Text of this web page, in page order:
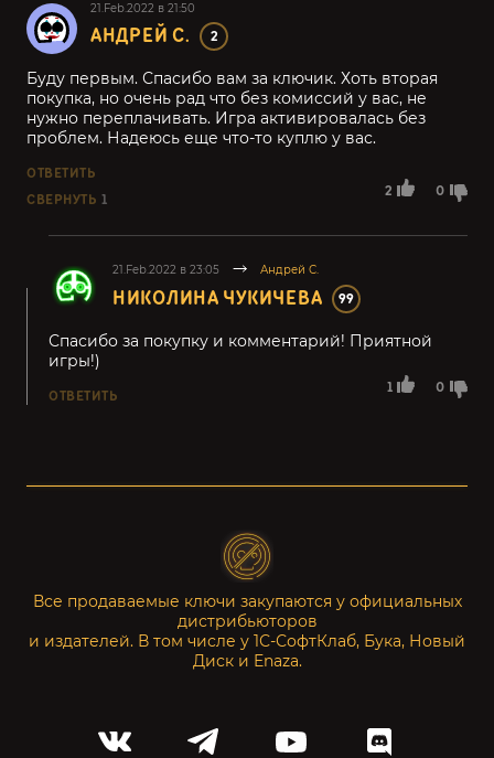
21.Feb.2022 в 21:50
АНДРЕЙ С. 2
2 0
Буду первым. Спасибо вам за ключик. Хоть вторая
покупка, но очень рад что без комиссий у вас, не
нужно переплачивать. Игра активировалась без
проблем. Надеюсь еще что-то куплю у вас.
ОТВЕТИТЬ
СВЕРНУТЬ 1
21.Feb.2022 в 23:05 Андрей С.
НИКОЛИНА ЧУКИЧЕВА 99
1 0
Спасибо за покупку и комментарий! Приятной
игры!)
ОТВЕТИТЬ
Все продаваемые ключи закупаются у официальных
дистрибьюторов
и издателей. В том числе у 1С-СофтКлаб, Бука, Новый
Диск и Enaza.